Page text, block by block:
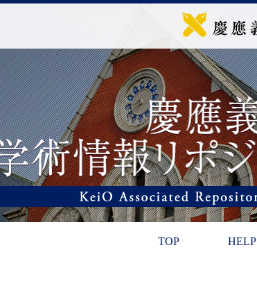
TOP HELP